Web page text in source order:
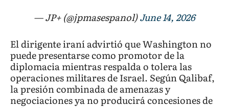
— JP+ (@jpmasespanol)June 14, 2026
El dirigente iraní advirtió que Washington no
puede presentarse como promotor de la
diplomacia mientras respalda o tolera las
operaciones militares de Israel. Según Qalibaf,
la presión combinada de amenazas y
negociaciones ya no producirá concesiones de